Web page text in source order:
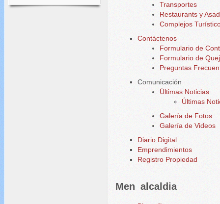
Transportes
Restaurants y
Complejos
Contáctenos
Formulario de
Formulario de
Preguntas
Comunicación
Últimas Noticias
Últimas
Galería de Fotos
Galería de Videos
Diario Digital
Emprendimientos
Registro Propiedad
Men_alcaldia